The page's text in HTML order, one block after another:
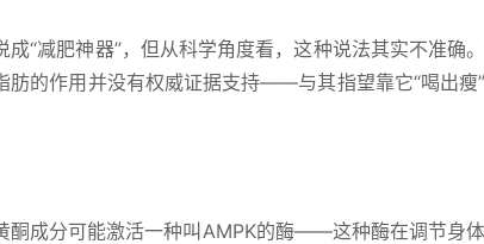
“减肥神器”，但从科学角度看，这种说法其实不准确
肪的作用并没有权威证据支持——与其指望靠它“喝出瘦
酮成分可能激活一种叫AMPK的酶——这种酶在调节身